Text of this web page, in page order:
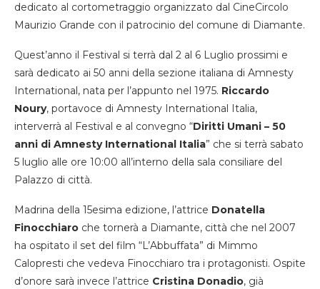
dedicato al cortometraggio organizzato dal CineCircolo
Maurizio Grande con il patrocinio del comune di Diamante.
Quest’anno il Festival si terrà dal 2 al 6 Luglio prossimi e
sarà dedicato ai 50 anni della sezione italiana di Amnesty
International, nata per l’appunto nel 1975. Riccardo
Noury, portavoce di Amnesty International Italia,
interverrà al Festival e al convegno “Diritti Umani – 50
anni di Amnesty International Italia” che si terrà sabato
5 luglio alle ore 10:00 all’interno della sala consiliare del
Palazzo di città.
Madrina della 15esima edizione, l’attrice Donatella
Finocchiaro che tornerà a Diamante, città che nel 2007
ha ospitato il set del film “L’Abbuffata” di Mimmo
Calopresti che vedeva Finocchiaro tra i protagonisti. Ospite
d’onore sarà invece l’attrice Cristina Donadio, già